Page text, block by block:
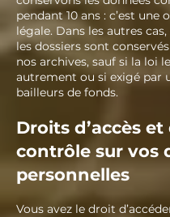
pendant 10 ans : c’est une
légale. Dans les autres
les dossiers sont
nos archives, sauf si la loi
autrement ou si exigé par
bailleurs de fonds.
Droits d’accès et
contrôle sur vos
personnelles
Vous avez le droit